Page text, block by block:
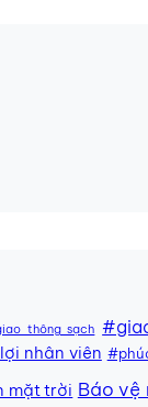
thông sạch
nhân viên
mặt trời Báo vệ